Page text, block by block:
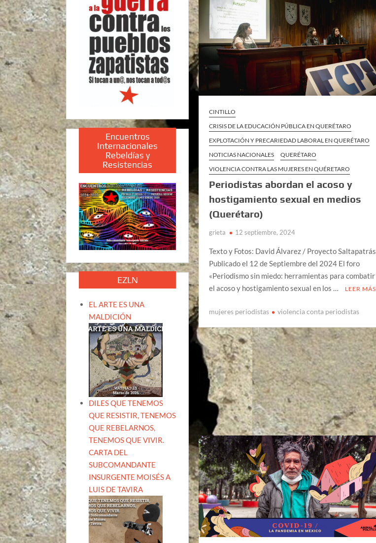
CINTILLO
CRISIS DE LA EDUCACIÓN PÚBLICA EN QUERÉTARO
EXPLOTACIÓN Y PRECARIEDAD LABORAL EN QUERÉTARO
NOTICIAS NACIONALES
QUERÉTARO
VIOLENCIA CONTRA LAS MUJERES EN QUÉRETARO
Periodistas abordan el acoso y
hostigamiento sexual en medios
(Querétaro)
grieta 12 septiembre, 2024
Texto y Fotos: David Álvarez / Proyecto Saltapatrás
Publicado el 12 de Septiembre del 2024 El foro
«Periodismo sin miedo: herramientas para combatir
el acoso y hostigamiento sexual en los …
LEER MÁS
mujeres periodistas violencia conta periodistas
Encuentros
Internacionales
Rebeldías y
Resistencias
EZLN
EL ARTE ES UNA
MALDICIÓN
DILES QUE TENEMOS
QUE RESISTIR, TENEMOS
QUE REBELARNOS,
TENEMOS QUE VIVIR.
CARTA DEL
SUBCOMANDANTE
INSURGENTE MOISÉS A
LUIS DE TAVIRA